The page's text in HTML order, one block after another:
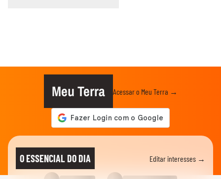
Meu Terra Acessar o Meu Terra →
O ESSENCIAL DO DIA Editar interesses →